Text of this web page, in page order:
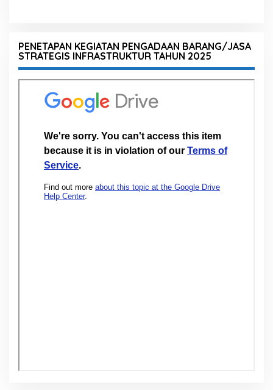
PENETAPAN KEGIATAN PENGADAAN BARANG/JASA
STRATEGIS INFRASTRUKTUR TAHUN 2025